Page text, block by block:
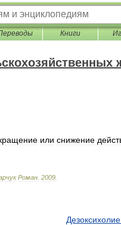
Книги
или снижение
Роман 2009